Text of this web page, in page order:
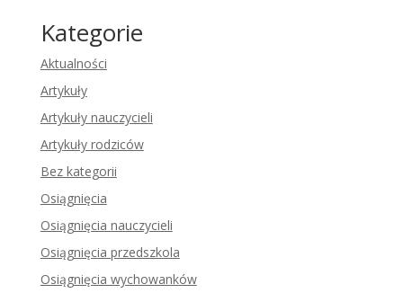
Kategorie
Aktualności
Artykuły
Artykuły nauczycieli
Artykuły rodziców
Bez kategorii
Osiągnięcia
Osiągnięcia nauczycieli
Osiągnięcia przedszkola
Osiągnięcia wychowanków